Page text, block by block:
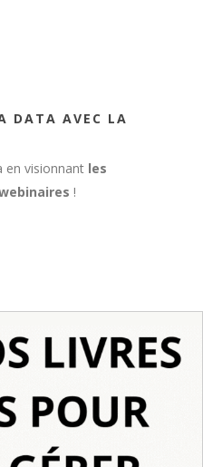
DATA AVEC LA
en visionnant les
!